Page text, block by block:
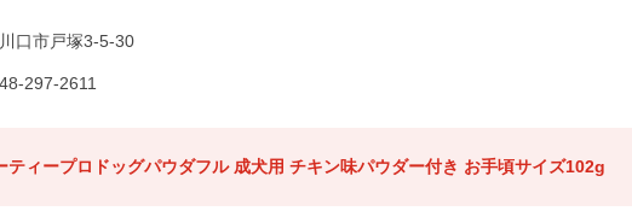
口市戸塚3-5-30
297-2611
ティープロドッグパウダフル 成犬用 チキン味パウダー付き お手頃サイズ102g